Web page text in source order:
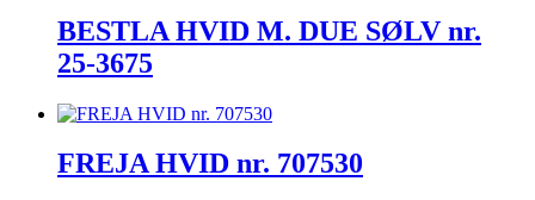
BESTLA HVID M. DUE SØLV nr.
25-3675
FREJA HVID nr. 707530